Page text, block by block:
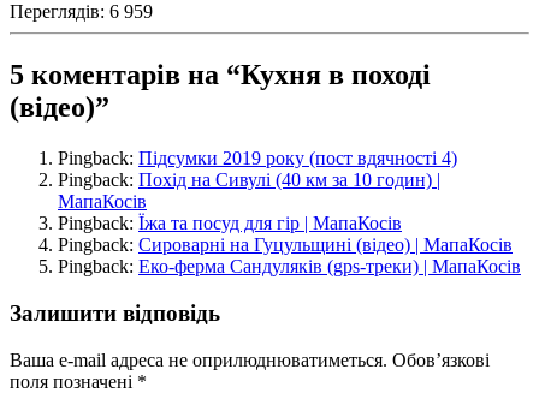
Переглядів: 6 959
5 коментарів на “Кухня в поході
(відео)”
Pingback: Підсумки 2019 року (пост вдячності 4)
Pingback: Похід на Сивулі (40 км за 10 годин) |
МапаКосів
Pingback: Їжа та посуд для гір | МапаКосів
Pingback: Сироварні на Гуцульщині (відео) | МапаКосів
Pingback: Еко-ферма Сандуляків (gps-треки) | МапаКосів
Залишити відповідь
Ваша e-mail адреса не оприлюднюватиметься. Обов’язкові
поля позначені *